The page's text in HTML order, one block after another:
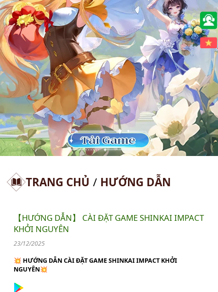
TRANG CHỦ / HƯỚNG DẪN
【HƯỚNG DẪN】 CÀI ĐẶT GAME SHINKAI IMPACT
KHỞI NGUYÊN
23/12/2025
💥 HƯỚNG DẪN CÀI ĐẶT GAME SHINKAI IMPACT KHỞI
NGUYÊN💥
🇻🇳